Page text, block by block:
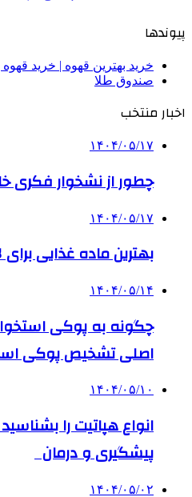
پیوندها
خرید بهترین قهوه | خرید
صندوق طلا
اخبار منتخب
۱۴۰۴/۰۵/۱۷
چطور از نشخوار فکری
۱۴۰۴/۰۵/۱۷
بهترین ماده غذایی
۱۴۰۴/۰۵/۱۴
چگونه به پوکی
اصلی تشخیص پوکی
۱۴۰۴/۰۵/۱۰
انواع هپاتیت را بشناسید
پیشگیری و درمان
۱۴۰۴/۰۵/۰۲